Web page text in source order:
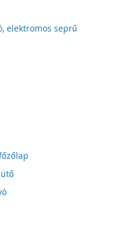
elektromos seprű